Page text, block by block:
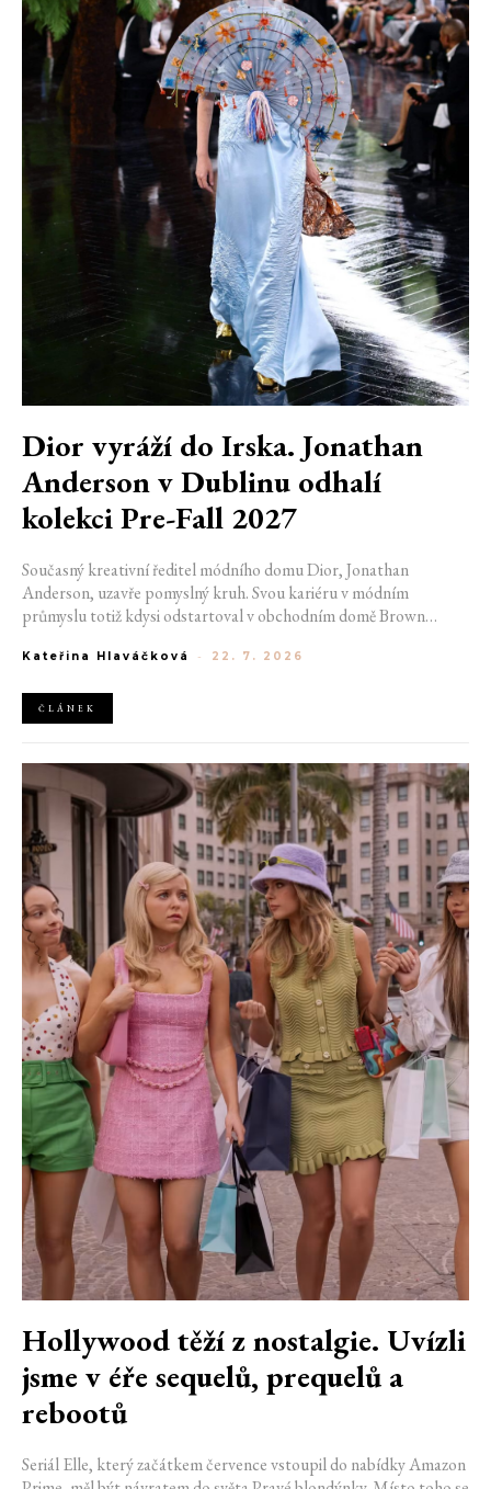
Dior vyráží do Irska. Jonathan
Anderson v Dublinu odhalí
kolekci Pre-Fall 2027
Současný kreativní ředitel módního domu Dior, Jonathan
Anderson, uzavře pomyslný kruh. Svou kariéru v módním
průmyslu totiž kdysi odstartoval v obchodním domě Brown
jedné z největších luxusních značek světa. V prosinci totiž v
Fall 2027.
Kateřina Hlaváčková - 22. 7. 2026
ČLÁNEK
Hollywood těží z nostalgie. Uvízli
jsme v éře sequelů, prequelů a
rebootů
Seriál Elle, který začátkem července vstoupil do nabídky Amazon